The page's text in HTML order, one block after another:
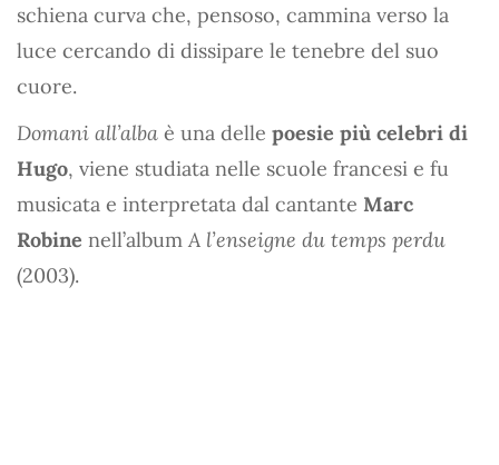
schiena curva che, pensoso, cammina verso la
luce cercando di dissipare le tenebre del suo
cuore.
Domani all’alba è una delle poesie più celebri di
Hugo, viene studiata nelle scuole francesi e fu
musicata e interpretata dal cantante Marc
Robine nell’album A l’enseigne du temps perdu
(2003).